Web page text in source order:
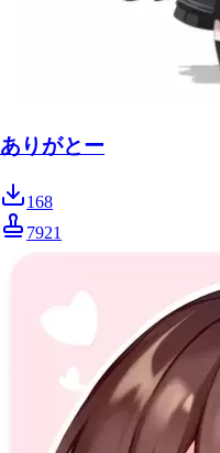
ありがとー
168
7921